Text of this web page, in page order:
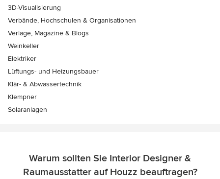
3D-Visualisierung
Verbände, Hochschulen & Organisationen
Verlage, Magazine & Blogs
Weinkeller
Elektriker
Lüftungs- und Heizungsbauer
Klär- & Abwassertechnik
Klempner
Solaranlagen
Warum sollten Sie Interior Designer &
Raumausstatter auf Houzz beauftragen?